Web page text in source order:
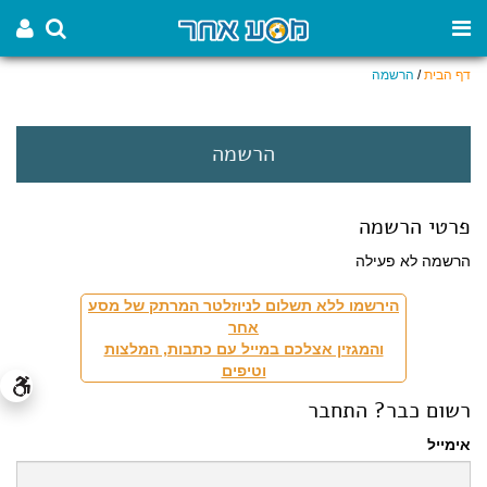
דף הבית/ הרשמה
הרשמה
פרטי הרשמה
הרשמה לא פעילה
הירשמו ללא תשלום לניוזלטר המרתק של מסע
אחר
והמגזין אצלכם במייל עם כתבות, המלצות
וטיפים
רשום כבר? התחבר
אימייל